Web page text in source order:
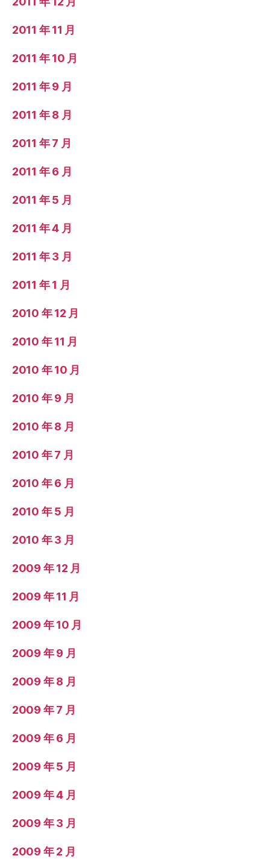
2011 年 11 月
2011 年 10 月
2011 年 9 月
2011 年 8 月
2011 年 7 月
2011 年 6 月
2011 年 5 月
2011 年 4 月
2011 年 3 月
2011 年 1 月
2010 年 12 月
2010 年 11 月
2010 年 10 月
2010 年 9 月
2010 年 8 月
2010 年 7 月
2010 年 6 月
2010 年 5 月
2010 年 3 月
2009 年 12 月
2009 年 11 月
2009 年 10 月
2009 年 9 月
2009 年 8 月
2009 年 7 月
2009 年 6 月
2009 年 5 月
2009 年 4 月
2009 年 3 月
2009 年 2 月